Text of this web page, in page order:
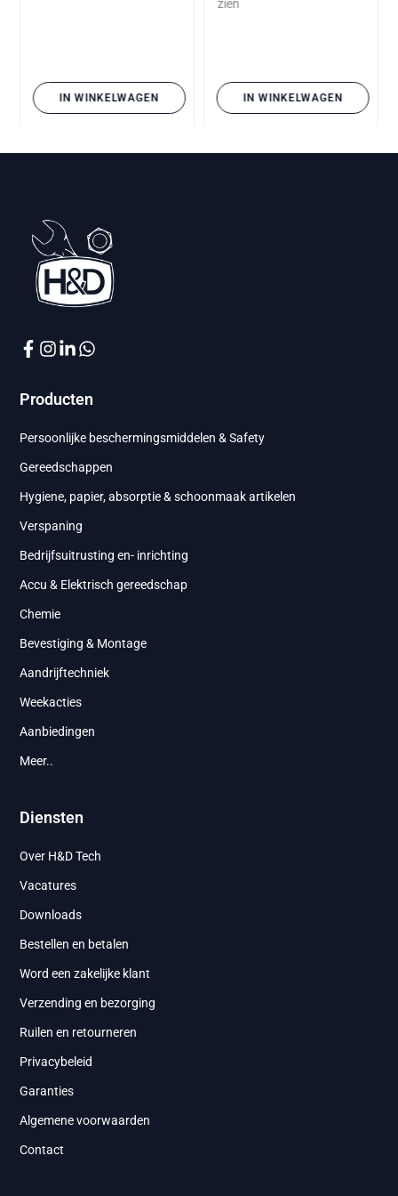
IN WINKELWAGEN
zien
IN WINKELWAGEN
Producten
Persoonlijke beschermingsmiddelen & Safety
Gereedschappen
Hygiene, papier, absorptie & schoonmaak artikelen
Verspaning
Bedrijfsuitrusting en- inrichting
Accu & Elektrisch gereedschap
Chemie
Bevestiging & Montage
Aandrijftechniek
Weekacties
Aanbiedingen
Meer..
Diensten
Over H&D Tech
Vacatures
Downloads
Bestellen en betalen
Word een zakelijke klant
Verzending en bezorging
Ruilen en retourneren
Privacybeleid
Garanties
Algemene voorwaarden
Contact